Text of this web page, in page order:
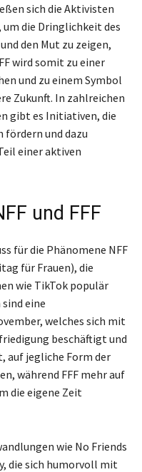
sich die Aktivisten
die Dringlichkeit des
den Mut zu zeigen,
wird somit zu einer
und zu einem Symbol
Zukunft. In zahlreichen
gibt es Initiativen, die
fördern und dazu
einer aktiven
und FFF
für die Phänomene NFF
für Frauen), die
wie TikTok populär
eine
welches sich mit
beschäftigt und
auf jegliche Form der
während FFF mehr auf
die eigene Zeit
wie No Friends
die sich humorvoll mit